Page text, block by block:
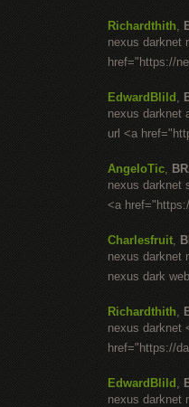
Richardthith,
nexus darknet
href="https://
EdwardBlild ,
nexus darknet
url <a
AngeloTic,
nexus darknet
<a
Charlesfruit,
nexus darknet
nexus dark
Richardthith,
nexus darknet
href="https://
EdwardBlild ,
nexus darknet